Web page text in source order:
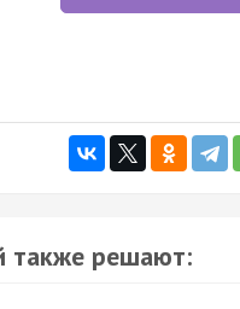
также решают: